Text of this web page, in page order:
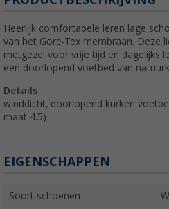
Heerlijk comfortabele leren lage
van het Gore-Tex membraan. Deze
metgezel voor vrije tijd en dagelijks
een doorlopend voetbed van
Details
winddicht, doorlopend kurken
maat 4.5)
EIGENSCHAPPEN
Soort schoenen